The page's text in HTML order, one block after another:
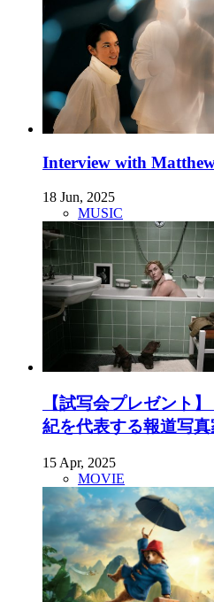
Interview with
18 Jun, 2025
MUSIC
【試写会プレゼント
紀を代表する報道写
15 Apr, 2025
MOVIE